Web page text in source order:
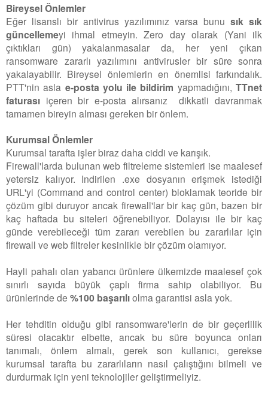
Bireysel Önlemler
Eğer lisanslı bir antivirus yazılımınız varsa bunu sık sık
güncellemeyi ihmal etmeyin. Zero day olarak (Yani ilk
çıktıkları gün) yakalanmasalar da, her yeni çıkan
ransomware zararlı yazılımını antivirusler bir süre sonra
yakalayabilir. Bireysel önlemlerin en önemlisi farkındalık.
PTT'nin asla e-posta yolu ile bildirim yapmadığını,TTnet
faturası içeren bir e-posta alırsanız dikkatli davranmak
tamamen bireyin alması gereken bir önlem.
Kurumsal Önlemler
Kurumsal tarafta işler biraz daha ciddi ve karışık.
Firewall'larda bulunan web filtreleme sistemleri ise maalesef
yetersiz kalıyor. Indirilen .exe dosyanın erişmek istediği
URL'yi (Command and control center) bloklamak teoride bir
çözüm gibi duruyor ancak firewall'lar bir kaç gün, bazen bir
kaç haftada bu siteleri öğrenebiliyor. Dolayısı ile bir kaç
günde verebileceği tüm zararı verebilen bu zararlılar için
firewall ve web filtreler kesinlikle bir çözüm olamıyor.
Hayli pahalı olan yabancı ürünlere ülkemizde maalesef çok
sınırlı sayıda büyük çaplı firma sahip olabiliyor. Bu
ürünlerinde de %100 başarılıolma garantisi asla yok.
Her tehditin olduğu gibi ransomware'lerin de bir geçerlilik
süresi olacaktır elbette, ancak bu süre boyunca onları
tanımalı, önlem almalı, gerek son kullanıcı, gerekse
kurumsal tarafta bu zararlıların nasıl çalıştığını bilmeli ve
durdurmak için yeni teknolojiler geliştirmeliyiz.